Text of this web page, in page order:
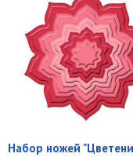
Набор ножей